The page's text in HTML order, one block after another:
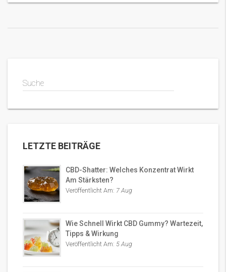
Suche
LETZTE BEITRÄGE
CBD-Shatter: Welches Konzentrat Wirkt
Am Stärksten?
Veröffentlicht Am: 7 Aug
Wie Schnell Wirkt CBD Gummy? Wartezeit,
Tipps & Wirkung
Veröffentlicht Am: 5 Aug